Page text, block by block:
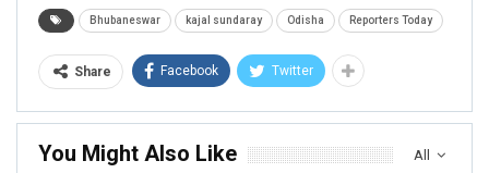
Bhubaneswar kajal sundaray Odisha Reporters Today
Share Facebook Twitter
All
You Might Also Like